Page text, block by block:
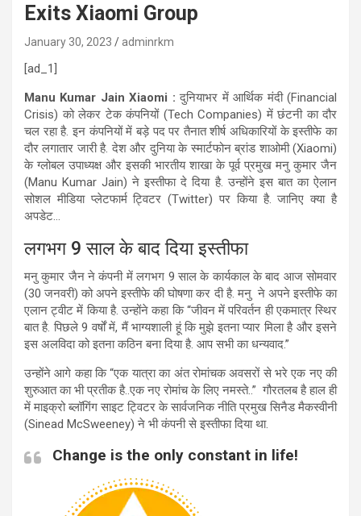
Exits Xiaomi Group
January 30, 2023 adminrkm
[ad_1]
Manu Kumar Jain Xiaomi :दुनियाभर में आर्थिक मंदी (Financial
Crisis) को लेकर टेक कंपनियों (Tech Companies) में छंटनी का दौर
चल रहा है. इन कंपनियों में बड़े पद पर तैनात शीर्ष अधिकारियों के इस्तीफे का
दौर लगातार जारी है. देश और दुनिया के स्मार्टफोन ब्रांड शाओमी (Xiaomi)
के ग्लोबल उपाध्यक्ष और इसकी भारतीय शाखा के पूर्व प्रमुख मनु कुमार जैन
(Manu Kumar Jain) ने इस्तीफा दे दिया है. उन्होंने इस बात का ऐलान
सोशल मीडिया प्लेटफार्म ट्विटर (Twitter) पर किया है. जानिए क्या है
अपडेट…
लगभग 9 साल के बाद दिया इस्तीफा
मनु कुमार जैन ने कंपनी में लगभग 9 साल के कार्यकाल के बाद आज सोमवार
(30 जनवरी) को अपने इस्तीफे की घोषणा कर दी है. मनु ने अपने इस्तीफे का
एलान ट्वीट में किया है. उन्होंने कहा कि “जीवन में परिवर्तन ही एकमात्र स्थिर
बात है. पिछले 9 वर्षों में, मैं भाग्यशाली हूं कि मुझे इतना प्यार मिला है और इसने
इस अलविदा को इतना कठिन बना दिया है. आप सभी का धन्यवाद.”
उन्होंने आगे कहा कि “एक यात्रा का अंत रोमांचक अवसरों से भरे एक नए की
शुरुआत का भी प्रतीक है..एक नए रोमांच के लिए नमस्ते..” गौरतलब है हाल ही
में माइक्रो ब्लॉगिंग साइट ट्विटर के सार्वजनिक नीति प्रमुख सिनैड मैकस्वीनी
(Sinead McSweeney) ने भी कंपनी से इस्तीफा दिया था.
Change is the only constant in life!